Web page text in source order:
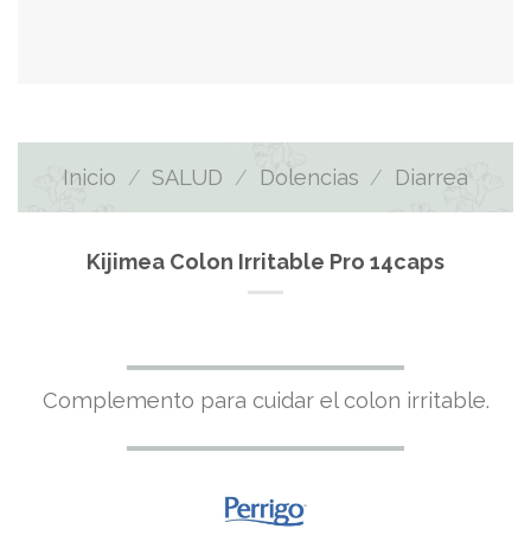
Inicio / SALUD / Dolencias / Diarrea
Kijimea Colon Irritable Pro 14caps
Complemento para cuidar el colon irritable.